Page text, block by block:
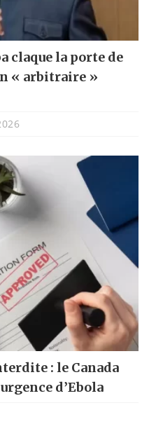
claque la porte de
« arbitraire »
: le Canada
d’Ebola